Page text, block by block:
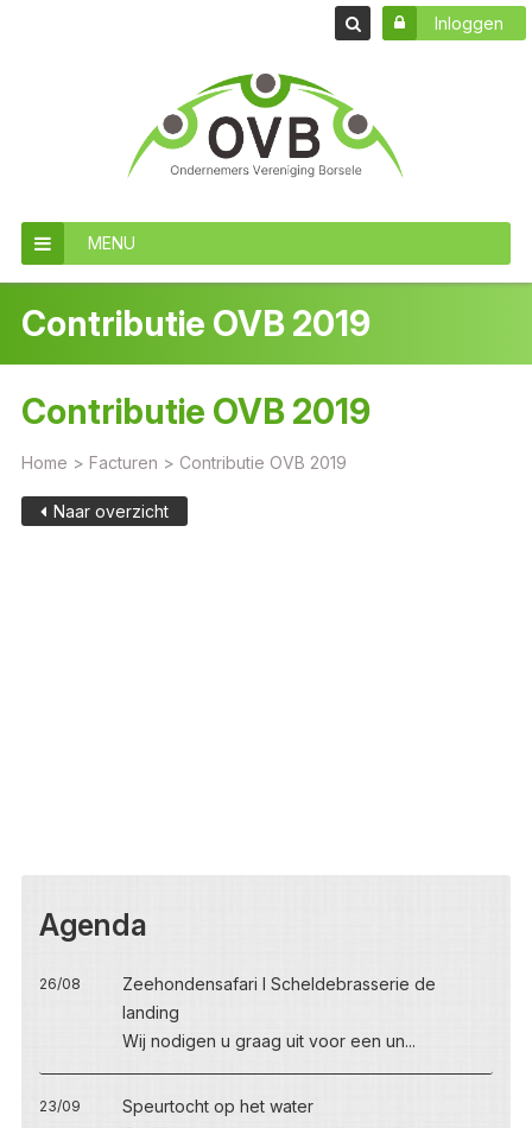
Inloggen
MENU
Contributie OVB 2019
Contributie OVB 2019
Home > Facturen > Contributie OVB 2019
Naar overzicht
Agenda
26/08
Zeehondensafari I Scheldebrasserie de
landing
Wij nodigen u graag uit voor een un...
23/09
Speurtocht op het water